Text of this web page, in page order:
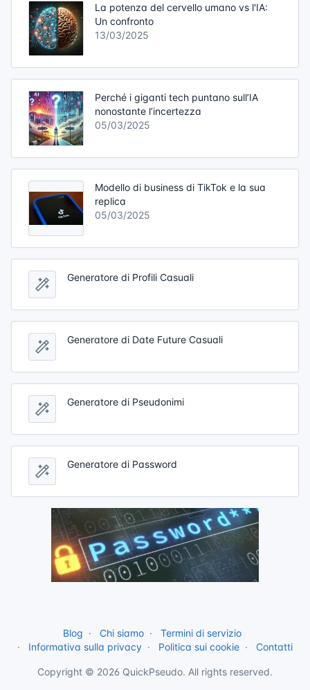
La potenza del cervello umano vs l'IA:
Un confronto
13/03/2025
Perché i giganti tech puntano sull’IA
nonostante l’incertezza
05/03/2025
Modello di business di TikTok e la sua
replica
05/03/2025
Generatore di Profili Casuali
Generatore di Date Future Casuali
Generatore di Pseudonimi
Generatore di Password
Blog Chi siamo
Termini di servizio
Informativa sulla privacy
Politica sui cookie Contatti
Copyright © 2026 QuickPseudo. All rights reserved.